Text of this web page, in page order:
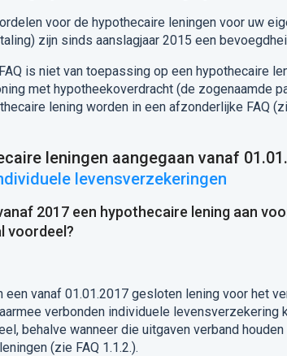
voor de hypothecaire leningen voor uw
zijn sinds aanslagjaar 2015 een
is niet van toepassing op een hypothecaire
met hypotheekoverdracht (de zogenaamde
lening worden in een afzonderlijke FAQ
leningen aangegaan vanaf
levensverzekeringen
2017 een hypothecaire lening aan
voordeel?
een vanaf 01.01.2017 gesloten lening voor het
verbonden individuele levensverzekering
behalve wanneer die uitgaven verband
(zie FAQ 1.1.2.).